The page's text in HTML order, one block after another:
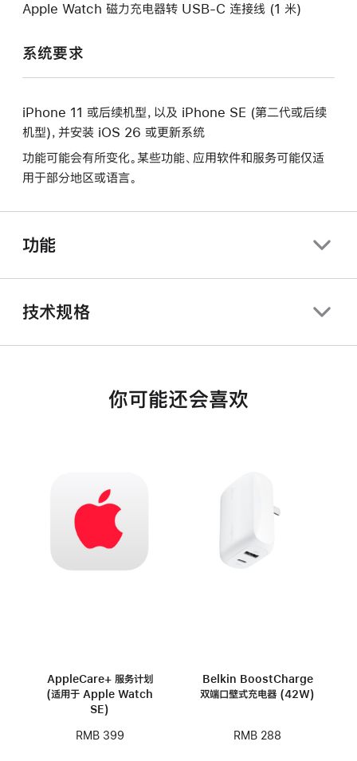
Apple Watch 磁力充电器转 USB-C 连接线 (1 米)
系统要求
iPhone 11 或后续机型，以及 iPhone SE (第二代或后续
机型)，并安装 iOS 26 或更新系统
功能可能会有所变化。某些功能、应用软件和服务可能仅适
用于部分地区或语言。
功能
技术规格
你可能还会喜欢
AppleCare+ 服务计划
(适用于 Apple Watch
SE)
RMB 399
Belkin BoostCharge
双端口壁式充电器 (42W)
RMB 288